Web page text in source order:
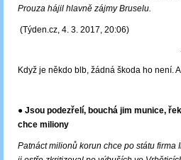
Prouza hájil hlavně zájmy Bruselu.
(Týden.cz, 4. 3. 2017, 20:06)
Když je někdo blb, žádná škoda ho není.
● Jsou podezřelí, bouchá jim munice,
chce miliony
Patnáct milionů korun chce po státu